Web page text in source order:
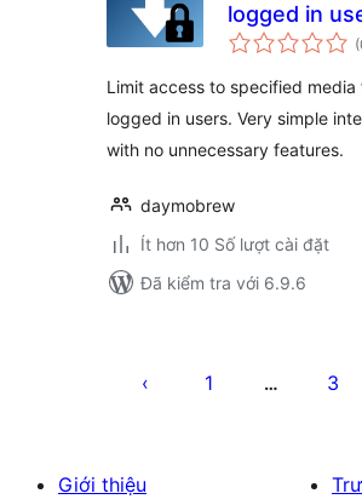
logged in
Limit access to specified media
logged in users. Very simple
with no unnecessary features.
daymobrew
Ít hơn 10 Số lượt cài đặt
Đã kiểm tra với 6.9.6
trang
1 … 3
Giới thiệu